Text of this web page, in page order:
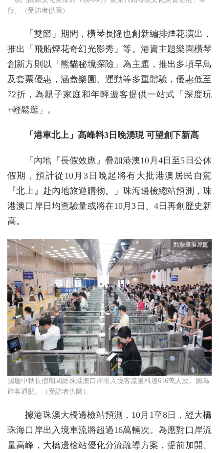
行。（受訪者供圖）
「雙節」期間，橫琴長隆也創新編排煙花演出，
推出「飛船煙花奇幻光影秀」等。港資主題樂園橫琴
創新方則以「熊貓秘境探險」為主題，推出多項早鳥
及套票優惠，涵蓋樂園、運動等多重體驗，優惠低至
72折，為親子家庭和年輕遊客提供一站式「深度玩
+輕鬆逛」。
「港車北上」高峰料3日晚湧現 可望創下新高
「內地『長假效應』疊加港澳10月4日至5日公休
假期，預計從10月3日晚起將有大批港澳居民自駕
『北上』赴內地旅遊購物。」珠海邊檢總站預測，珠
港澳口岸日均查驗量或將在10月3日、4日再創歷史新
高。
國慶中秋長假期間經珠港澳口岸出入境客流量料達616萬人次。圖為
旅客通關。（受訪者供圖）
據港珠澳大橋邊檢站預測，10月1至8日，經大橋
珠海口岸出入境車流將超過16萬輛次。為應對口岸流
量高峰，大橋邊檢站優化分流疏導方案，提前加開、